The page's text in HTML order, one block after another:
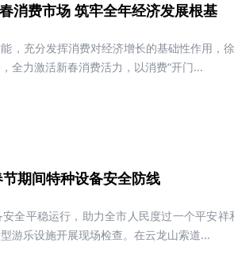
消费市场 筑牢全年经济发展根基
，充分发挥消费对经济增长的基础性作用，
全力激活新春消费活力，以消费“开门...
期间特种设备安全防线
全平稳运行，助力全市人民度过一个平安
游乐设施开展现场检查。在云龙山索道...